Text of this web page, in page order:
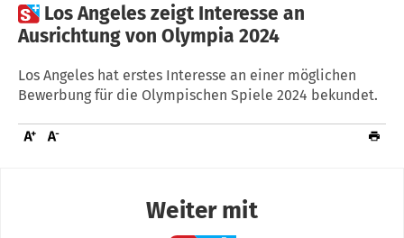
 Los Angeles zeigt Interesse an
Ausrichtung von Olympia 2024
Los Angeles hat erstes Interesse an einer möglichen
Bewerbung für die Olympischen Spiele 2024 bekundet.